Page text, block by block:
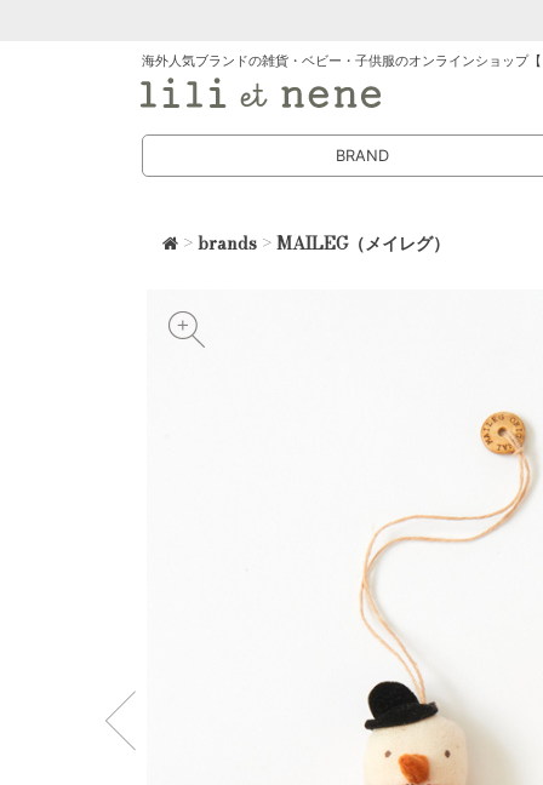
海外人気ブランドの雑貨・ベビー・子供服のオンラインショップ
BRAND
>brands >MAILEG（メイレグ）